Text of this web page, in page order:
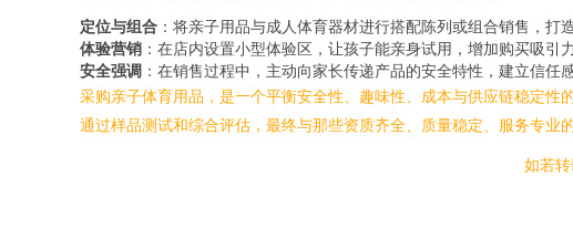
定位与组合 ：将亲子用品与成人体育器材进行搭配陈列或组合销售，打
体验营销 ：在店内设置小型体验区，让孩子能亲身试用，增加购买吸引力
安全强调 ：在销售过程中，主动向家长传递产品的安全特性，建立信任感
采购亲子体育用品，是一个平衡安全性、趣味性、成本与供应链稳定
通过样品测试和综合评估，最终与那些资质齐全、质量稳定、服务专业
如若